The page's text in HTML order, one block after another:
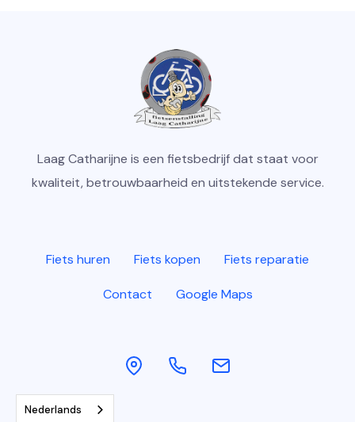
Laag Catharijne is een fietsbedrijf dat staat voor
kwaliteit, betrouwbaarheid en uitstekende service.
Fiets huren Fiets kopen Fiets reparatie
Contact Google Maps
Nederlands